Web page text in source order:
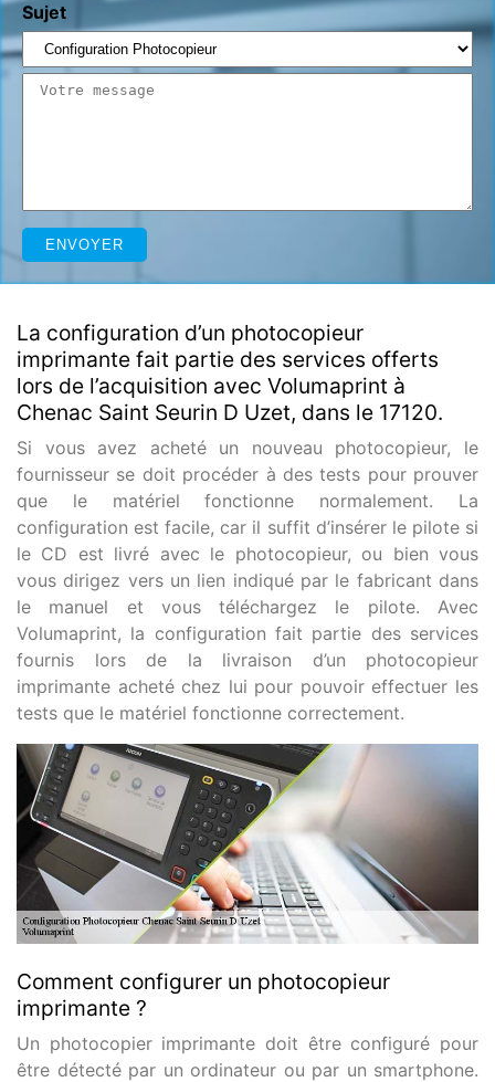
Sujet
La configuration d’un photocopieur
imprimante fait partie des services offerts
lors de l’acquisition avec Volumaprint à
Chenac Saint Seurin D Uzet, dans le 17120.
Si vous avez acheté un nouveau photocopieur, le
fournisseur se doit procéder à des tests pour prouver
que le matériel fonctionne normalement. La
configuration est facile, car il suffit d’insérer le pilote si
le CD est livré avec le photocopieur, ou bien vous
vous dirigez vers un lien indiqué par le fabricant dans
le manuel et vous téléchargez le pilote. Avec
Volumaprint, la configuration fait partie des services
fournis lors de la livraison d’un photocopieur
imprimante acheté chez lui pour pouvoir effectuer les
tests que le matériel fonctionne correctement.
Comment configurer un photocopieur
imprimante ?
Un photocopier imprimante doit être configuré pour
être détecté par un ordinateur ou par un smartphone.